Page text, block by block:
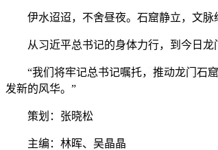
伊水迢迢，不舍昼夜。石窟静立，文脉
从习近平总书记的身体力行，到今日龙
“我们将牢记总书记嘱托，推动龙门石窟
发新的风华。”
策划：张晓松
主编：林晖、吴晶晶